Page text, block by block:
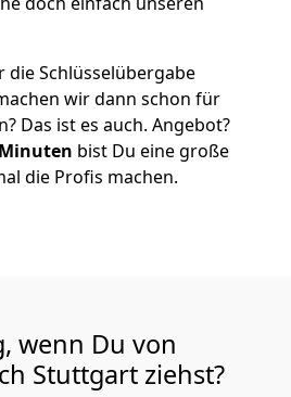
Schlüsselübergabe
wir dann schon für
Das ist es auch. Angebot?
Minuten bist Du eine große
die Profis machen.
wenn Du von
Stuttgart ziehst?